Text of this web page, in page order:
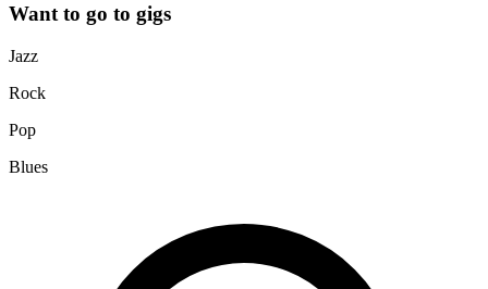
Want to go to gigs
Jazz
Rock
Pop
Blues